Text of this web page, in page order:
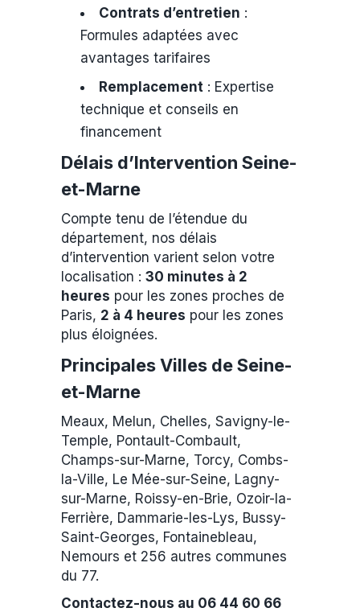
Contrats d’entretien :
Formules adaptées avec
avantages tarifaires
Remplacement : Expertise
technique et conseils en
financement
Délais d’Intervention Seine-
et-Marne
Compte tenu de l’étendue du
département, nos délais
d’intervention varient selon votre
localisation : 30 minutes à 2
heures pour les zones proches de
Paris, 2 à 4 heures pour les zones
plus éloignées.
Principales Villes de Seine-
et-Marne
Meaux, Melun, Chelles, Savigny-le-
Temple, Pontault-Combault,
Champs-sur-Marne, Torcy, Combs-
la-Ville, Le Mée-sur-Seine, Lagny-
sur-Marne, Roissy-en-Brie, Ozoir-la-
Ferrière, Dammarie-les-Lys, Bussy-
Saint-Georges, Fontainebleau,
Nemours et 256 autres communes
du 77.
Contactez-nous au 06 44 60 66